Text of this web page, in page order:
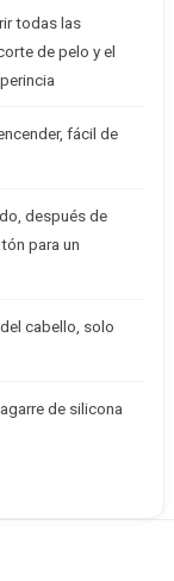
todas las
de pelo y el
fácil de
después de
para un
del cabello, solo
de silicona